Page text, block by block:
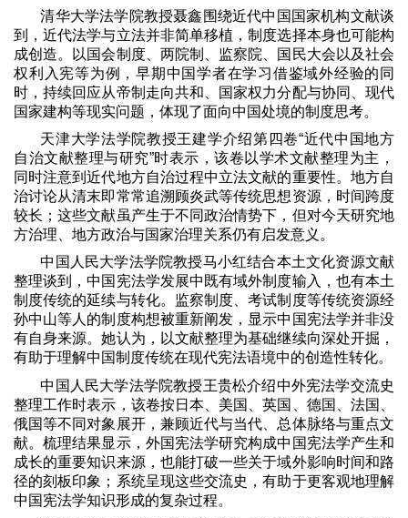
清华大学法学院教授聂鑫围绕近代中国国家机构文献谈
到，近代法学与立法并非简单移植，制度选择本身也可能构
成创造。以国会制度、两院制、监察院、国民大会以及社会
权利入宪等为例，早期中国学者在学习借鉴域外经验的同
时，持续回应从帝制走向共和、国家权力分配与协同、现代
国家建构等现实问题，体现了面向中国处境的制度思考。
天津大学法学院教授王建学介绍第四卷“近代中国地方
自治文献整理与研究”时表示，该卷以学术文献整理为主，
同时注意到近代地方自治过程中立法文献的重要性。地方自
治讨论从清末即常常追溯顾炎武等传统思想资源，时间跨度
较长；这些文献虽产生于不同政治情势下，但对今天研究地
方治理、地方政治与国家治理关系仍有启发意义。
中国人民大学法学院教授马小红结合本土文化资源文献
整理谈到，中国宪法学发展中既有域外制度输入，也有本土
制度传统的延续与转化。监察制度、考试制度等传统资源经
孙中山等人的制度构想被重新阐发，显示中国宪法学并非没
有自身来源。她认为，以文献整理为基础继续向深处开掘，
有助于理解中国制度传统在现代宪法语境中的创造性转化。
中国人民大学法学院教授王贵松介绍中外宪法学交流史
整理工作时表示，该卷按日本、美国、英国、德国、法国、
俄国等不同对象展开，兼顾近代与当代、总体脉络与重点文
献。梳理结果显示，外国宪法学研究构成中国宪法学产生和
成长的重要知识来源，也能打破一些关于域外影响时间和路
径的刻板印象；系统呈现这些交流史，有助于更客观地理解
中国宪法学知识形成的复杂过程。